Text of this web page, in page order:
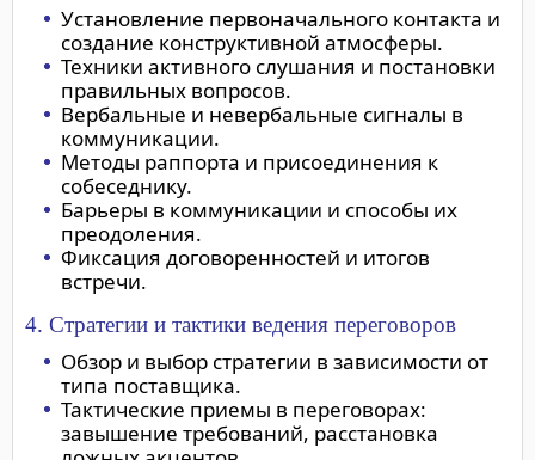
Установление первоначального контакта и
создание конструктивной атмосферы.
Техники активного слушания и постановки
правильных вопросов.
Вербальные и невербальные сигналы в
коммуникации.
Методы раппорта и присоединения к
собеседнику.
Барьеры в коммуникации и способы их
преодоления.
Фиксация договоренностей и итогов
встречи.
4. Стратегии и тактики ведения переговоров
Обзор и выбор стратегии в зависимости от
типа поставщика.
Тактические приемы в переговорах:
завышение требований, расстановка